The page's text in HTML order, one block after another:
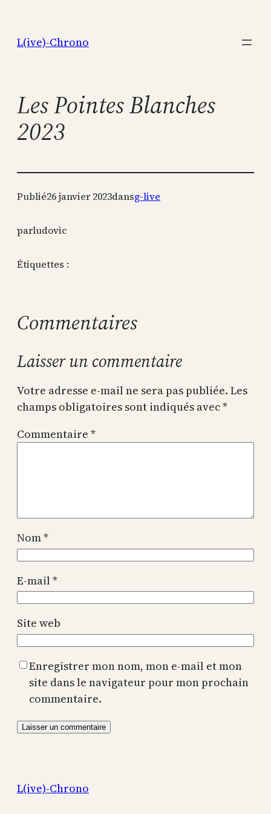
contenu
L(ive)-Chrono
Les Pointes Blanches
2023
Publié26 janvier 2023dansg-live
parludovic
Étiquettes :
Commentaires
Laisser un commentaire
Votre adresse e-mail ne sera pas publiée. Les
champs obligatoires sont indiqués avec*
Commentaire *
Nom*
E-mail*
Site web
Enregistrer mon nom, mon e-mail et mon
site dans le navigateur pour mon prochain
commentaire.
L(ive)-Chrono